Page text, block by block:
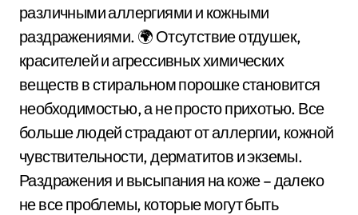
различными аллергиями и кожными
раздражениями. 🌍 Отсутствие отдушек,
красителей и агрессивных химических
веществ в стиральном порошке становится
необходимостью, а не просто прихотью. Все
больше людей страдают от аллергии, кожной
чувствительности, дерматитов и экземы.
Раздражения и высыпания на коже – далеко
не все проблемы, которые могут быть